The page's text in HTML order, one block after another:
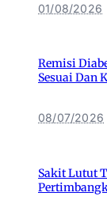
01/08/2026
Remisi
Sesuai Dan
08/07/2026
Sakit Lutut